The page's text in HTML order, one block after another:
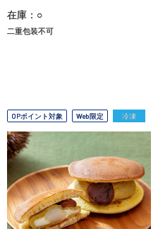
在庫：○
二重包装不可
OPポイント対象 Web限定 冷凍